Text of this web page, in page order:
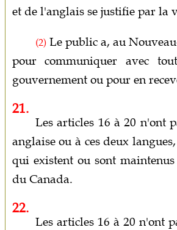
et de l'anglais se justifie par la
(2) Le public a, au
pour communiquer avec
gouvernement ou pour en
21.
Les articles 16 à 20 n'ont
anglaise ou à ces deux
qui existent ou sont
du Canada.
22.
Les articles 16 à 20 n'ont